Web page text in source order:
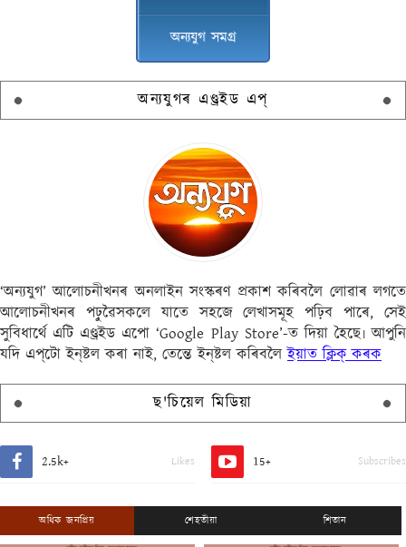
অন্যযুগ সমগ্ৰ
অন্যযুগৰ এণ্ড্ৰইড এপ্
‘অন্যযুগ’ আলোচনীখনৰ অনলাইন সংস্কৰণ প্ৰকাশ কৰিবলৈ লোৱাৰ লগতে
আলোচনীখনৰ পঢ়ুৱৈসকলে যাতে সহজে লেখাসমূহ পঢ়িব পাৰে, সেই
সুবিধাৰ্থে এটি এণ্ড্ৰইড এপো ‘Google Play Store’-ত দিয়া হৈছে৷ আপুনি
যদি এপ্‌টো ইন্‌ষ্টল কৰা নাই, তেন্তে ইন্‌ষ্টল কৰিবলৈইয়াত ক্লিক্ কৰক
ছ'চিয়েল মিডিয়া
2.5k+ Likes 15+ Subscribes
অধিক জনপ্ৰিয় শেহতীয়া শিতান